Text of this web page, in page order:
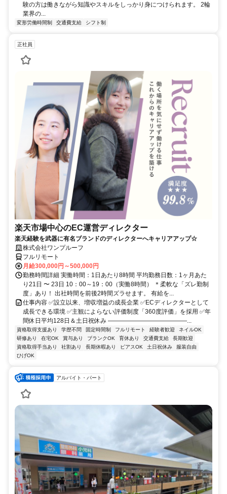
験の方は働きながら知識やスキルをしっかり身につけられます。 2輪
業界の...
変形労働時間制 交通費支給 シフト制
正社員
楽天市場中心のEC運営ディレクター
楽天経験を武器に有名ブランドのディレクターへキャリアアップ☆
株式会社ワンプルーフ
フルリモート
月給300,000円～500,000円
勤務時間詳細 実働時間：1日あたり8時間 平均勤務日数：1ヶ月あた
り21日 〜 23日 10：00～19：00（実働8時間） ＊柔軟な「ズレ勤制
度」あり！ 出社時間を前後2時間ズラせます。 有給を...
仕事内容 ✅設立以来、増収増益の成長企業 ✅ECディレクターとして
成長できる環境 ✅主観によらない評価制度「360度評価」を採用 ✅年
間休日平均128日＆土日祝休み ―――――――――――――...
資格取得支援あり 学歴不問 固定時間制 フルリモート 経験者歓迎
ネイルOK
研修あり
在宅OK 賞与あり ブランクOK 育休あり 交通費支給
長期歓迎
資格取得手当あり
社割あり 長期休暇あり ピアスOK 土日祝休み
服装自由
ひげOK
アルバイト・パート